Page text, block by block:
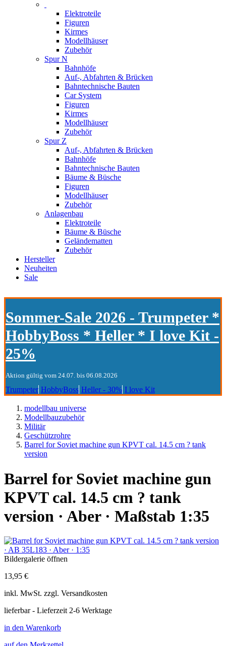
Elektroteile
Figuren
Kirmes
Modellhäuser
Zubehör
Spur N
Bahnhöfe
Auf-, Abfahrten & Brücken
Bahntechnische Bauten
Car System
Figuren
Kirmes
Modellhäuser
Zubehör
Spur Z
Auf-, Abfahrten & Brücken
Bahnhöfe
Bahntechnische Bauten
Bäume & Büsche
Figuren
Modellhäuser
Zubehör
Anlagenbau
Elektroteile
Bäume & Büsche
Geländematten
Zubehör
Hersteller
Neuheiten
Sale
Sommer-Sale 2026 - Trumpeter *
HobbyBoss * Heller * I love Kit -
25%
Aktion gültig vom 24.07. bis 06.08.2026
Trumpeter HobbyBoss Heller - 30% I love Kit
modellbau universe
Modellbauzubehör
Militär
Geschützrohre
Barrel for Soviet machine gun KPVT cal. 14.5 cm ? tank
version
Barrel for Soviet machine gun
KPVT cal. 14.5 cm ? tank
version · Aber · Maßstab 1:35
Bildergalerie öffnen
13,95 €
inkl. MwSt. zzgl. Versandkosten
lieferbar - Lieferzeit 2-6 Werktage
in den Warenkorb